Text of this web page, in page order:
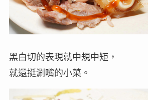
黑白切的表現就中規中矩，
就還挺涮嘴的小菜。